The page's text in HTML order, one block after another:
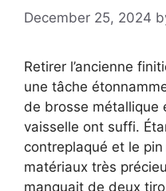
December 25, 2024
Retirer l’ancienne
une tâche
de brosse métallique
vaisselle ont suffi.
contreplaqué et le
matériaux très
manquait de deux